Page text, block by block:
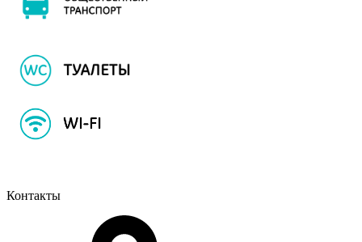
Контакты